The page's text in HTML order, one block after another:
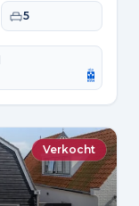
Slaapkamers
5
Verkocht